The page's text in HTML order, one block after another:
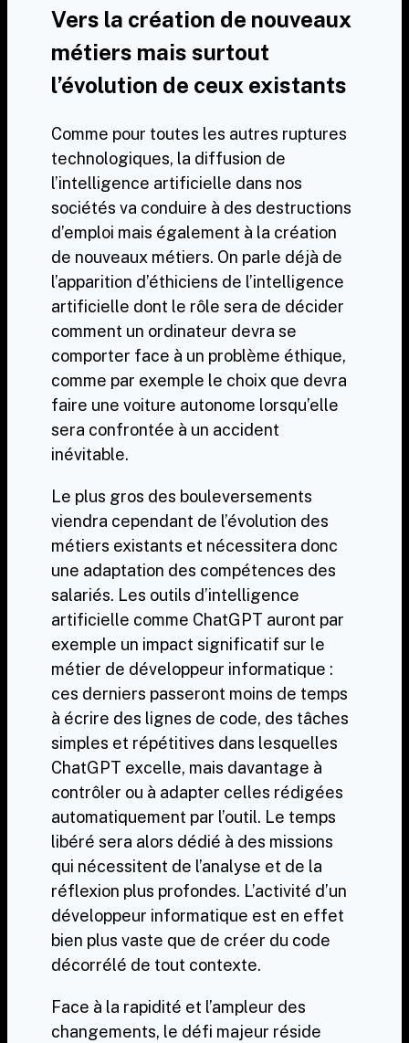
Vers la création de nouveaux
métiers mais surtout
l’évolution de ceux existants
Comme pour toutes les autres ruptures
technologiques, la diffusion de
l’intelligence artificielle dans nos
sociétés va conduire à des destructions
d’emploi mais également à la création
de nouveaux métiers. On parle déjà de
l’apparition d’éthiciens de l’intelligence
artificielle dont le rôle sera de décider
comment un ordinateur devra se
comporter face à un problème éthique,
comme par exemple le choix que devra
faire une voiture autonome lorsqu’elle
sera confrontée à un accident
inévitable.
Le plus gros des bouleversements
viendra cependant de l’évolution des
métiers existants et nécessitera donc
une adaptation des compétences des
salariés. Les outils d’intelligence
artificielle comme ChatGPT auront par
exemple un impact significatif sur le
métier de développeur informatique :
ces derniers passeront moins de temps
à écrire des lignes de code, des tâches
simples et répétitives dans lesquelles
ChatGPT excelle, mais davantage à
contrôler ou à adapter celles rédigées
automatiquement par l’outil. Le temps
libéré sera alors dédié à des missions
qui nécessitent de l’analyse et de la
réflexion plus profondes. L’activité d’un
développeur informatique est en effet
bien plus vaste que de créer du code
décorrélé de tout contexte.
Face à la rapidité et l’ampleur des
changements, le défi majeur réside